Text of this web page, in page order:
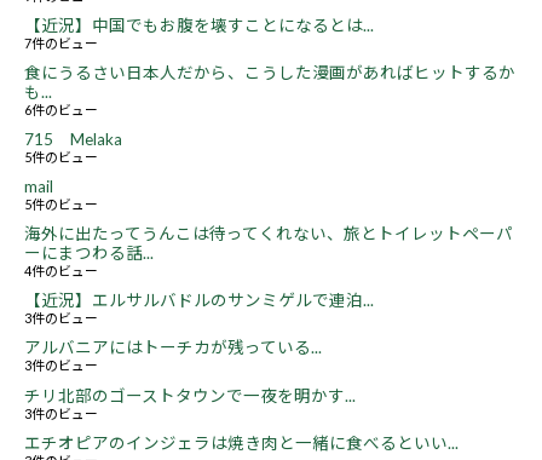
【近況】中国でもお腹を壊すことになるとは...
7件のビュー
食にうるさい日本人だから、こうした漫画があればヒットするか
も...
6件のビュー
715 Melaka
5件のビュー
mail
5件のビュー
海外に出たってうんこは待ってくれない、旅とトイレットペーパ
ーにまつわる話...
4件のビュー
【近況】エルサルバドルのサンミゲルで連泊...
3件のビュー
アルバニアにはトーチカが残っている...
3件のビュー
チリ北部のゴーストタウンで一夜を明かす...
3件のビュー
エチオピアのインジェラは焼き肉と一緒に食べるといい...